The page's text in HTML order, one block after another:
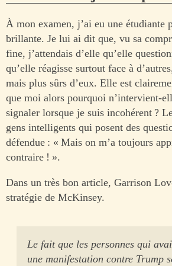
À mon examen, j’ai eu une étudiante
brillante. Je lui ai dit que, vu sa
fine, j’attendais d’elle qu’elle
qu’elle réagisse surtout face à
mais plus sûrs d’eux. Elle est
que moi alors pourquoi n’intervient-
signaler lorsque je suis incohérent ?
gens intelligents qui posent des
défendue : « Mais on m’a toujours
contraire ! ».
Dans un très bon article, Garrison
stratégie de McKinsey.
Le fait que les personnes qui
une manifestation contre Trump